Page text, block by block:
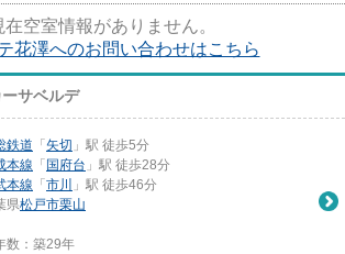
在空室情報がありません。
花澤へのお問い合わせはこちら
ーサベルデ
鉄道 「 矢切 」駅 徒歩5分
本線 「 国府台 」駅 徒歩28分
本線 「 市川
」駅 徒歩46分
県松戸市栗山
数：築29年